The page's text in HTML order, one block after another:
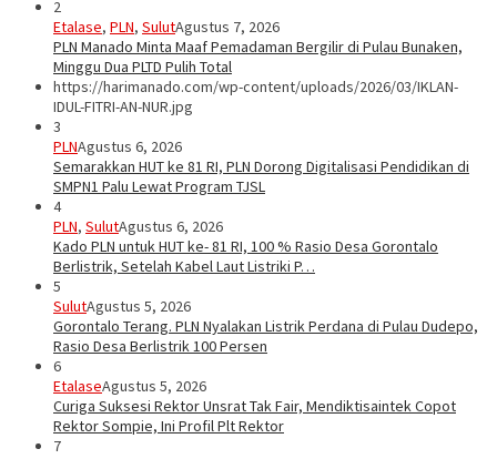
2
Etalase, PLN, SulutAgustus 7, 2026
PLN Manado Minta Maaf Pemadaman Bergilir di Pulau Bunaken,
Minggu Dua PLTD Pulih Total
https://harimanado.com/wp-content/uploads/2026/03/IKLAN-
IDUL-FITRI-AN-NUR.jpg
3
PLNAgustus 6, 2026
Semarakkan HUT ke 81 RI, PLN Dorong Digitalisasi Pendidikan di
SMPN1 Palu Lewat Program TJSL
4
PLN, SulutAgustus 6, 2026
Kado PLN untuk HUT ke- 81 RI, 100 % Rasio Desa Gorontalo
Berlistrik, Setelah Kabel Laut Listriki P…
5
SulutAgustus 5, 2026
Gorontalo Terang. PLN Nyalakan Listrik Perdana di Pulau Dudepo,
Rasio Desa Berlistrik 100 Persen
6
EtalaseAgustus 5, 2026
Curiga Suksesi Rektor Unsrat Tak Fair, Mendiktisaintek Copot
Rektor Sompie, Ini Profil Plt Rektor
7